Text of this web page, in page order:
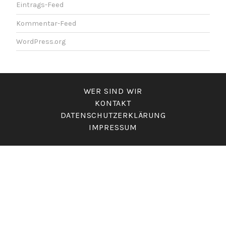
Eintrags-Feed
Kommentar-Feed
WordPress.org
WER SIND WIR
KONTAKT
DATENSCHUTZERKLÄRUNG
IMPRESSUM